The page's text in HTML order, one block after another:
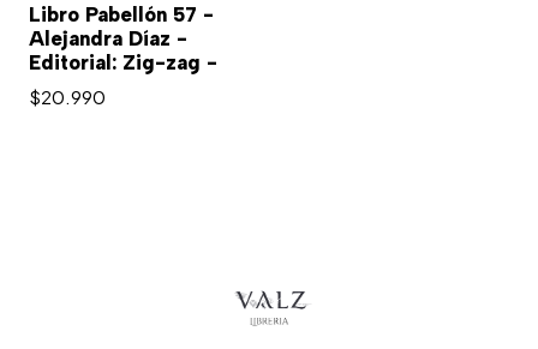
Libro Pabellón 57 -
Alejandra Díaz -
Editorial: Zig-zag -
$20.990